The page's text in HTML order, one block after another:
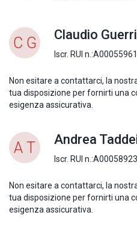
C G Claudio
Iscr. RUI
Non esitare a contattarci, la
tua disposizione per fornirti una
esigenza assicurativa.
A T Andrea
Iscr. RUI
Non esitare a contattarci, la
tua disposizione per fornirti una
esigenza assicurativa.